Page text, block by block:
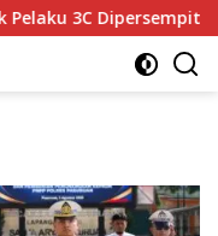
Dipersempit